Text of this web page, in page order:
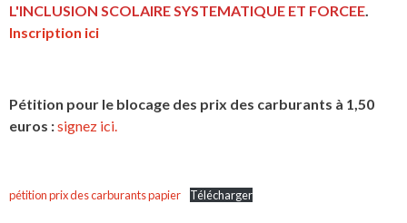
L'INCLUSION SCOLAIRE SYSTEMATIQUE ET FORCEE
Inscription ici
Pétition pour le blocage des prix des carburants à 1,50
euros :signez ici.
pétition prix des carburants papier Télécharger